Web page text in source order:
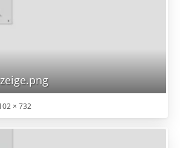
× 732